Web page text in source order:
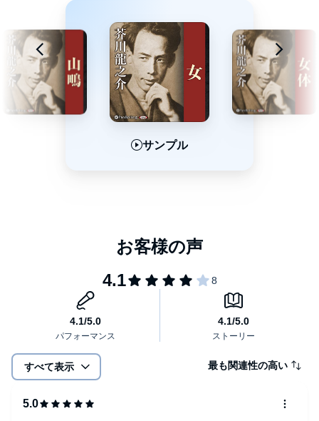
サンプル
すべて表示 最も関連性の高い